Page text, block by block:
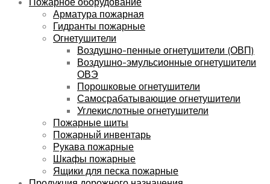
Арматура пожарная
Гидранты пожарные
Огнетушители
Воздушно-пенные огнетушители (ОВП)
Воздушно-эмульсионные огнетушители
ОВЭ
Порошковые огнетушители
Самосрабатывающие огнетушители
Углекислотные огнетушители
Пожарные щиты
Пожарный инвентарь
Рукава пожарные
Шкафы пожарные
Ящики для песка пожарные